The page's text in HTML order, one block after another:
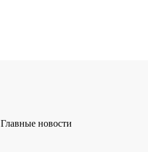
Главные новости